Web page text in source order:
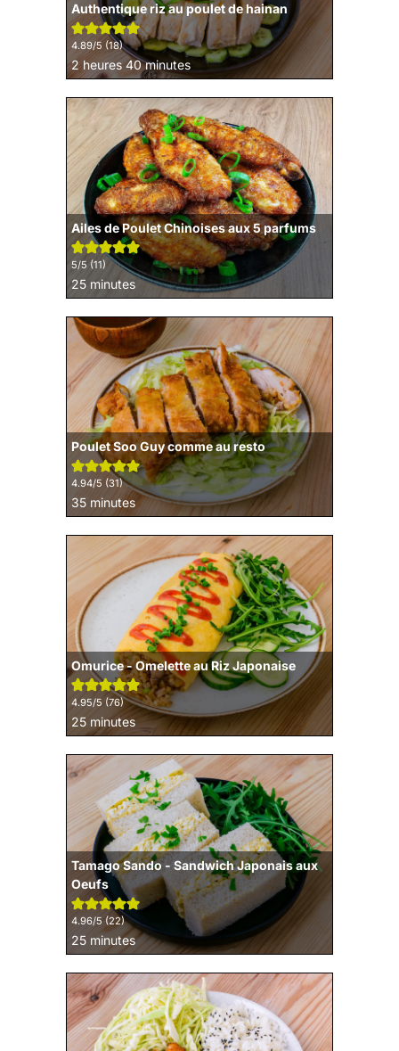
Authentique riz au poulet de hainan
4.89/5 (18)
2 heures
heures 40minutes
minutes
Ailes de Poulet Chinoises aux 5 parfums
5/5 (11)
25minutes
minutes
Poulet Soo Guy comme au resto
4.94/5 (31)
35minutes
minutes
Omurice - Omelette au Riz Japonaise
4.95/5 (76)
25minutes
minutes
Tamago Sando - Sandwich Japonais aux
Oeufs
4.96/5 (22)
25minutes
minutes